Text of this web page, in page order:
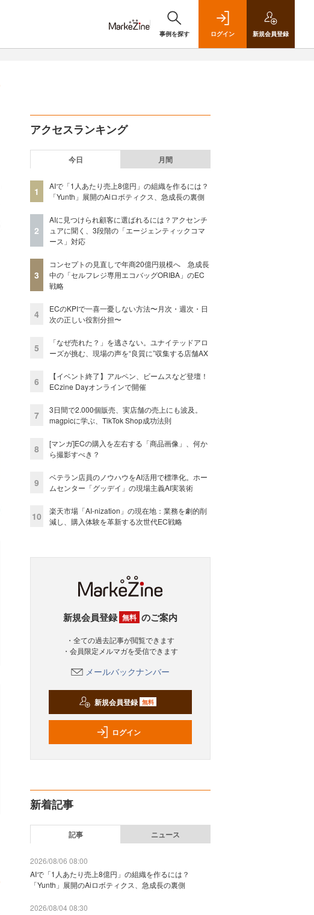
事例を探す ログイン 新規会員登録
アクセスランキング
今日 月間
1
AIで「1人あたり売上8億円」の組織を作るには？
「Yunth」展開のAiロボティクス、急成長の裏側
2
AIに見つけられ顧客に選ばれるには？アクセンチ
ュアに聞く、3段階の「エージェンティックコマ
ース」対応
3
コンセプトの見直しで年商20億円規模へ 急成長
中の「セルフレジ専用エコバッグORIBA」のEC
戦略
4
ECのKPIで一喜一憂しない方法〜月次・週次・日
次の正しい役割分担〜
5
「なぜ売れた？」を逃さない。ユナイテッドアロ
ーズが挑む、現場の声を“良質に”収集する店舗AX
6
【イベント終了】アルペン、ビームスなど登壇！
ECzine Dayオンラインで開催
7
3日間で2.000個販売、実店舗の売上にも波及。
magpicに学ぶ、TikTok Shop成功法則
8
[マンガ]ECの購入を左右する「商品画像」、何か
ら撮影すべき？
9
ベテラン店員のノウハウをAI活用で標準化。ホー
ムセンター「グッデイ」の現場主義AI実装術
10
楽天市場「AI-nization」の現在地：業務を劇的削
減し、購入体験を革新する次世代EC戦略
新規会員登録 無料 のご案内
・全ての過去記事が閲覧できます
・会員限定メルマガを受信できます
メールバックナンバー
新規会員登録 無料
ログイン
新着記事
記事 ニュース
2026/08/06 08:00
AIで「1人あたり売上8億円」の組織を作るには？
「Yunth」展開のAiロボティクス、急成長の裏側
2026/08/04 08:30